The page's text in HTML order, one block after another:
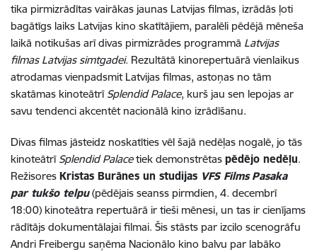
tika pirmizrādītas vairākas jaunas Latvijas filmas, izrādās ļoti
bagātīgs laiks Latvijas kino skatītājiem, paralēli pēdējā mēneša
laikā notikušas arī divas pirmizrādes programmā Latvijas
filmas Latvijas simtgadei. Rezultātā kinorepertuārā vienlaikus
atrodamas vienpadsmit Latvijas filmas, astoņas no tām
skatāmas kinoteātrī Splendid Palace, kurš jau sen lepojas ar
savu tendenci akcentēt nacionālā kino izrādīšanu.
Divas filmas jāsteidz noskatīties vēl šajā nedēļas nogalē, jo tās
kinoteātrī Splendid Palacetiek demonstrētas pēdējo nedēļu.
Režisores Kristas Burānes un studijas VFS Films Pasaka
par tukšo telpu(pēdējais seanss pirmdien, 4. decembrī
18:00) kinoteātra repertuārā ir tieši mēnesi, un tas ir cienījams
rādītājs dokumentālajai filmai. Šis stāsts par izcilo scenogrāfu
Andri Freibergu saņēma Nacionālo kino balvu par labāko